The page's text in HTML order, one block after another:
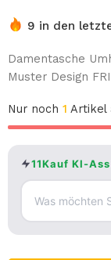
9 in den
Damentasche
Muster Design
Nur noch 1 Artikel
11Kauf KI-